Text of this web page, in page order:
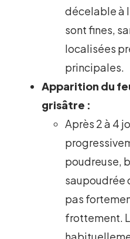
décelable à
sont fines,
localisées
principales.
Apparition du
grisâtre :
Après 2 à 4
poudreuse,
saupoudrée
pas
frottement.